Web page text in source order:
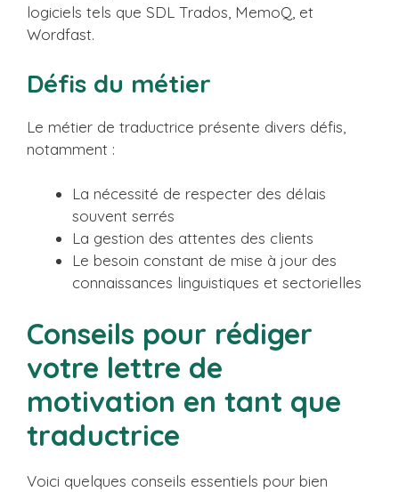
logiciels tels que SDL Trados, MemoQ, et
Wordfast.
Défis du métier
Le métier de traductrice présente divers défis,
notamment :
La nécessité de respecter des délais
souvent serrés
La gestion des attentes des clients
Le besoin constant de mise à jour des
connaissances linguistiques et sectorielles
Conseils pour rédiger
votre lettre de
motivation en tant que
traductrice
Voici quelques conseils essentiels pour bien